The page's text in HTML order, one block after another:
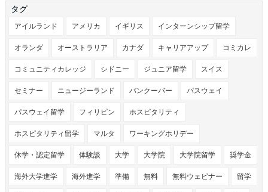
タグ
アイルランド アメリカ イギリス インターンシップ留学
オランダ オーストラリア カナダ キャリアアップ コミカレ
コミュニティカレッジ シドニー ジュニア留学 スイス
セミナー ニュージーランド バンクーバー パスウェイ
パスウェイ留学 フィリピン ホスピタリティ
ホスピタリティ留学 マルタ ワーキングホリデー
休学・認定留学 体験談 大学 大学院 大学院留学 奨学金
海外大学進学 海外進学 準備 無料 無料ウェビナー 留学